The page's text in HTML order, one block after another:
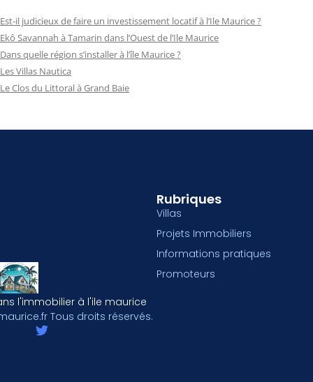
Est-il judicieux de faire un investissement locatif à l’Ile Maurice ?
Ekô Savannah à Tamarin dans l’Ouest de l’Ile Maurice
Dans quelle région s’installer à l’île Maurice ?
Les Villas Nautica
Le Clos du Littoral à Grand Baie
l'immobilier à l'ile maurice
Tous droits réservés.
Rubriques
Villas
Projets Immobiliers
Informations pratiques
Promoteurs